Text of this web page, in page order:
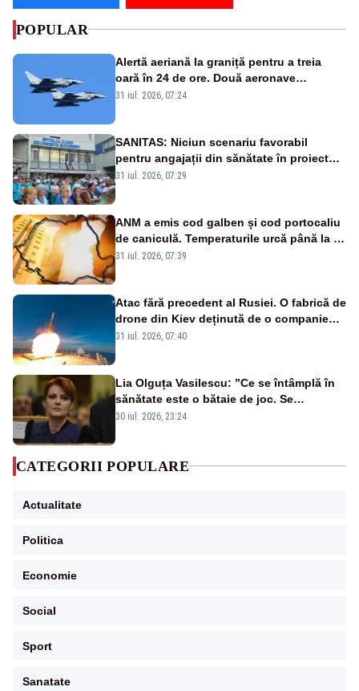
POPULAR
Alertă aeriană la graniță pentru a treia
oară în 24 de ore. Două aeronave
Eurofighter britanice au fost ridicate de la
31 iul. 2026, 07:24
SANITAS: Niciun scenariu favorabil
pentru angajații din sănătate în proiectul
Legii salarizării
31 iul. 2026, 07:29
ANM a emis cod galben și cod portocaliu
de caniculă. Temperaturile urcă până la 38
de grade, iar nopțile devin tropicale
31 iul. 2026, 07:39
Atac fără precedent al Rusiei. O fabrică de
drone din Kiev deținută de o companie
americană, distrusă de o rachetă
31 iul. 2026, 07:40
Lia Olguța Vasilescu: ”Ce se întâmplă în
sănătate este o bătaie de joc. Se
guvernează extraordinar de prost”
30 iul. 2026, 23:24
CATEGORII POPULARE
Actualitate
Politica
Economie
Social
Sport
Sanatate